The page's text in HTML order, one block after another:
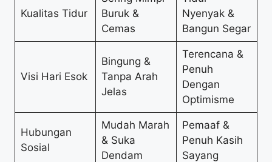
Kualitas Tidur
Buruk &
Cemas
Nyenyak &
Bangun Segar
Visi Hari Esok
Bingung &
Tanpa Arah
Jelas
Terencana &
Penuh
Dengan
Optimisme
Hubungan
Sosial
Mudah Marah
& Suka
Dendam
Pemaaf &
Penuh Kasih
Sayang